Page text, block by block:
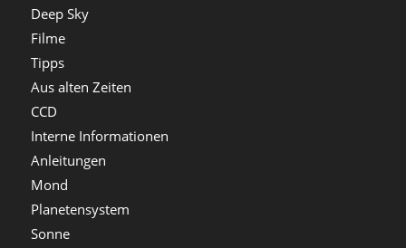
Deep Sky
Filme
Tipps
Aus alten Zeiten
CCD
Interne Informationen
Anleitungen
Mond
Planetensystem
Sonne